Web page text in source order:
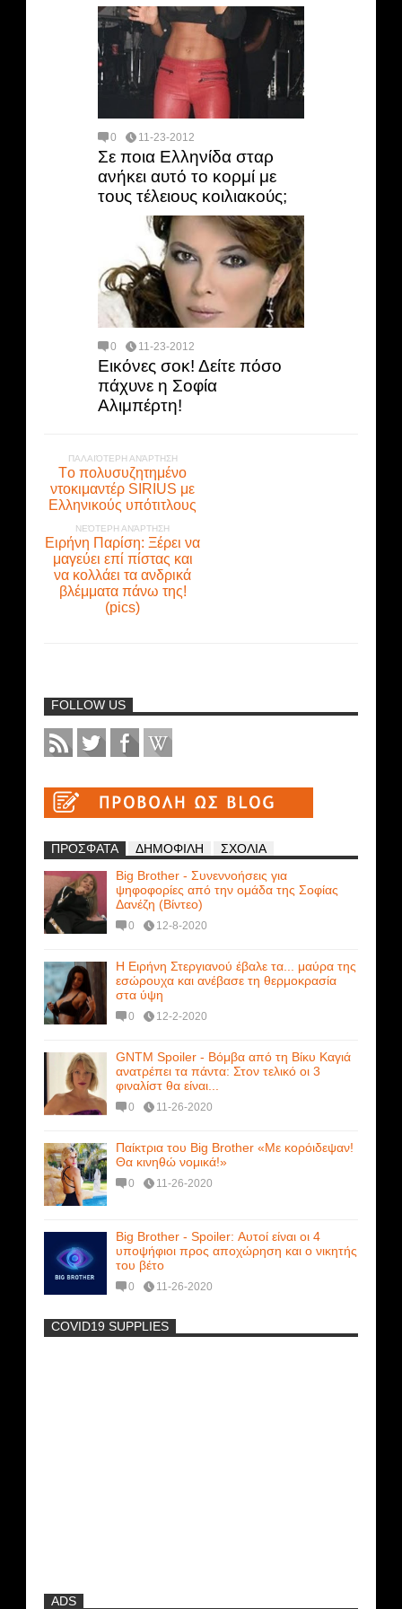
0 11-23-2012
Σε ποια Ελληνίδα σταρ
ανήκει αυτό το κορμί με
τους τέλειους κοιλιακούς;
0 11-23-2012
Εικόνες σοκ! Δείτε πόσο
πάχυνε η Σοφία
Αλιμπέρτη!
ΠΑΛΑΙΌΤΕΡΗ ΑΝΆΡΤΗΣΗ
Tο πολυσυζητημένο
ντοκιμαντέρ SIRIUS με
Ελληνικούς υπότιτλους
ΝΕΌΤΕΡΗ ΑΝΆΡΤΗΣΗ
Ειρήνη Παρίση: Ξέρει να
μαγεύει επί πίστας και
να κολλάει τα ανδρικά
βλέμματα πάνω της!
(pics)
FOLLOW US
ΠΡΟΣΦΑΤΑ ΔΗΜΟΦΙΛΗ
ΣΧΟΛΙΑ
Big Brother - Συνεννοήσεις για
ψηφοφορίες από την ομάδα της Σοφίας
Δανέζη (Βίντεο)
0 12-8-2020
Η Ειρήνη Στεργιανού έβαλε τα... μαύρα της
εσώρουχα και ανέβασε τη θερμοκρασία
στα ύψη
0 12-2-2020
GNTM Spoiler - Βόμβα από τη Βίκυ Καγιά
ανατρέπει τα πάντα: Στον τελικό οι 3
φιναλίστ θα είναι...
0 11-26-2020
Παίκτρια του Big Brother «Με κορόιδεψαν!
Θα κινηθώ νομικά!»
0 11-26-2020
Big Brother - Spoiler: Αυτοί είναι οι 4
υποψήφιοι προς αποχώρηση και ο νικητής
του βέτο
0 11-26-2020
-
COVID19 SUPPLIES
ADS